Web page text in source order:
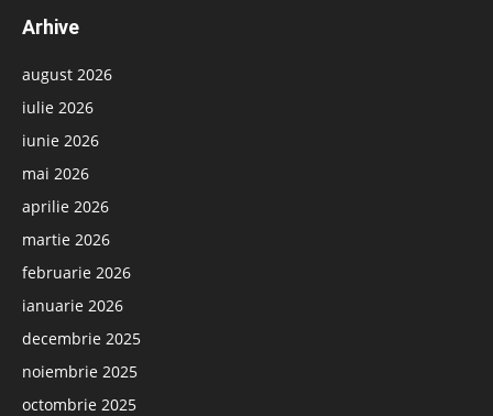
Arhive
august 2026
iulie 2026
iunie 2026
mai 2026
aprilie 2026
martie 2026
februarie 2026
ianuarie 2026
decembrie 2025
noiembrie 2025
octombrie 2025